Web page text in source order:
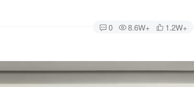
0 8.6W+ 1.2W+